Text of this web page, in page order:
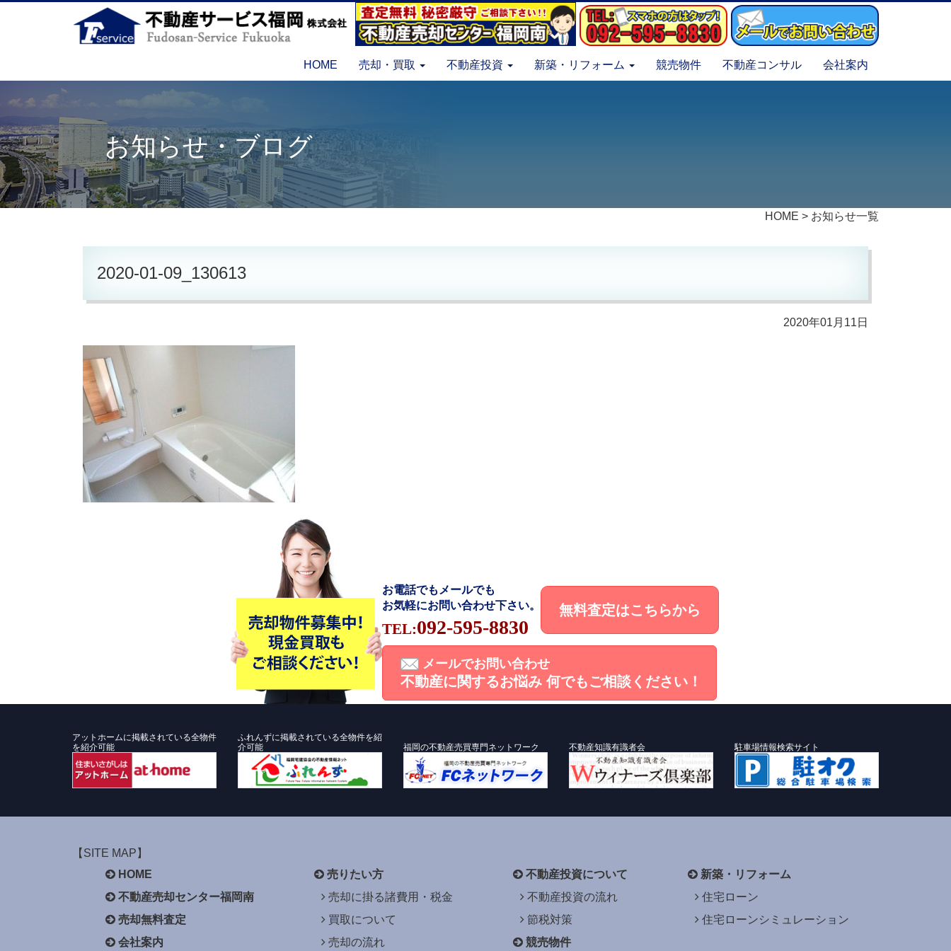
HOME 売却・買取 不動産投資 新築・リフォーム 競売物件 不動産コンサル 会社案内
お知らせ・ブログ
HOME > お知らせ一覧
2020-01-09_130613
2020年01月11日
お電話でもメールでも
お気軽にお問い合わせ下さい。
TEL:092-595-8830
無料査定はこちらから
メールでお問い合わせ
不動産に関するお悩み 何でもご相談ください！
アットホームに掲載されている全物件
を紹介可能
ふれんずに掲載されている全物件を紹
介可能
福岡の不動産売買専門ネットワーク 不動産知識有識者会 駐車場情報検索サイト
【SITE MAP】
HOME
不動産売却センター福岡南
売却無料査定
会社案内
売りたい方
売却に掛る諸費用・税金
買取について
売却の流れ
不動産投資について
不動産投資の流れ
節税対策
競売物件
新築・リフォーム
住宅ローン
住宅ローンシミュレーション